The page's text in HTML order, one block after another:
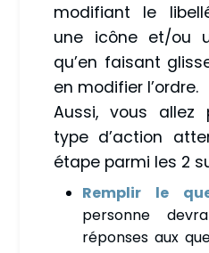
modifiant le
une icône et/ou
qu’en faisant
en modifier l’ordre.
Aussi, vous allez
type d’action
étape parmi les 2
Remplir le
personne
réponses aux